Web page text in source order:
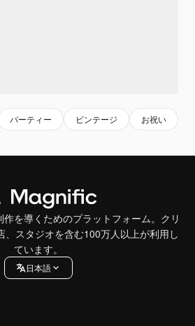
パーティー ビンテージ お祝い
を導くためのプラットフォーム。クリ
、スタジオを含む100万人以上が利用し
ています。
日本語